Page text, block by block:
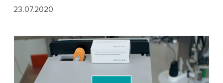
23.07.2020
Wir benötigen Ihre Zustimmung, um den
YouTube-Videodienst zu laden!
Wir verwenden einen Drittanbieterdienst, um